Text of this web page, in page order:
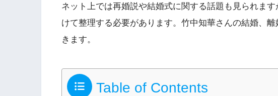
ネット上では再婚説や結婚式に関する話題も見られま
けて整理する必要があります。竹中知華さんの結婚、
きます。
Table of Contents